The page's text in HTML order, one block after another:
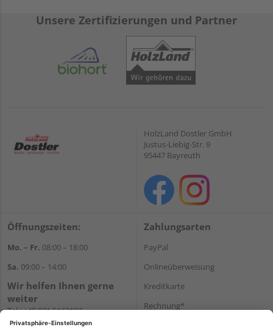
Unsere Zertifizierungen und Partner
HolzLand Dostler GmbH
Justus-Liebig-Str. 9
95447 Bayreuth
Öffnungszeiten:
Mo. – Fr. 08:00 – 18:00
Sa. 09:00 – 14:00
Wir helfen Ihnen gerne
weiter
Tel.:+49 921 5163102
E-Mail:shop@dostler.de
Zahlungsarten
PayPal
Onlineüberweisung
Kreditkarte
Rechnung*